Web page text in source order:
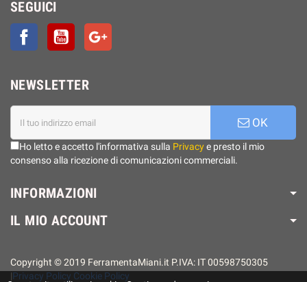
SEGUICI
FacebookYouTube
NEWSLETTER
OK
Ho letto e accetto l'informativa sulla Privacye presto il mio
consenso alla ricezione di comunicazioni commerciali.
INFORMAZIONI
IL MIO ACCOUNT
Copyright © 2019 FerramentaMiani.it P.IVA: IT 00598750305
|Privacy Policy Cookie Policy